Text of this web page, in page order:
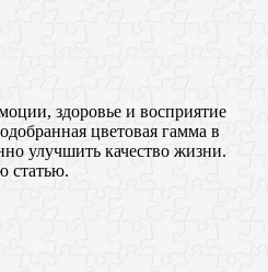
здоровье и восприятие
цветовая гамма в
улучшить качество жизни.
статью.